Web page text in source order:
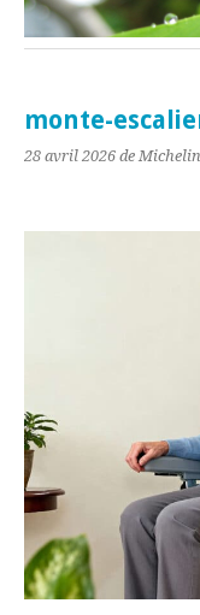
monte-
28 avril 2026 de